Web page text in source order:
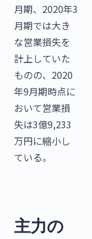
月期、2020年3
月期では大き
な営業損失を
計上していた
ものの、2020
年9月期時点に
おいて営業損
失は3億9,233
万円に縮小し
ている。
主力の